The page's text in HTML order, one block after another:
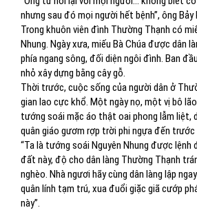
nhưng sau đó mọi người hết bệnh”, ông Bảy
Trong khuôn viên đình Thường Thạnh có
Nhung. Ngày xưa, miếu Bà Chúa được dân
phía ngang sông, đối diện ngôi đình. Ban
nhỏ xây dựng bằng cây gỗ.
Thời trước, cuộc sống của người dân ở
gian lao cực khổ. Một ngày nọ, một vị bô
tướng soái mặc áo thật oai phong lẫm liệt,
quân giáo gươm rợp trời phi ngựa đến trước
“Ta là tướng soái Nguyên Nhung được lệnh
đất này, độ cho dân làng Thường Thạnh
nghèo. Nhà ngươi hãy cùng dân làng lập
quân lính tạm trú, xua đuổi giặc giã cướp
này”.